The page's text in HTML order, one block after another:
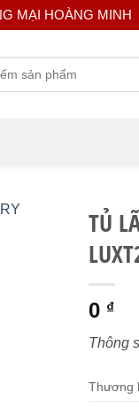
MẠI HOÀNG MINH
TỦ
0 ₫
Thông
Thương